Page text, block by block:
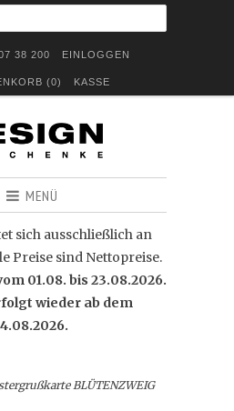
38 200 EINLOGGEN
(0) KASSE
MENÜ
sich ausschließlich an
Preise sind Nettopreise.
01.08. bis 23.08.2026.
wieder ab dem
BLÜTENZWEIG